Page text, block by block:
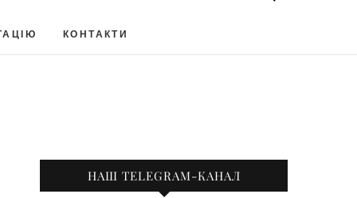
КОНТАКТИ
НАШ TELEGRAM-КАНАЛ